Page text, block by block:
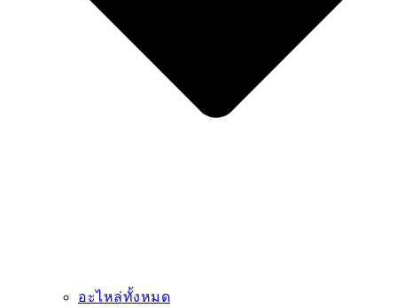
อะไหล่ทั้งหมด